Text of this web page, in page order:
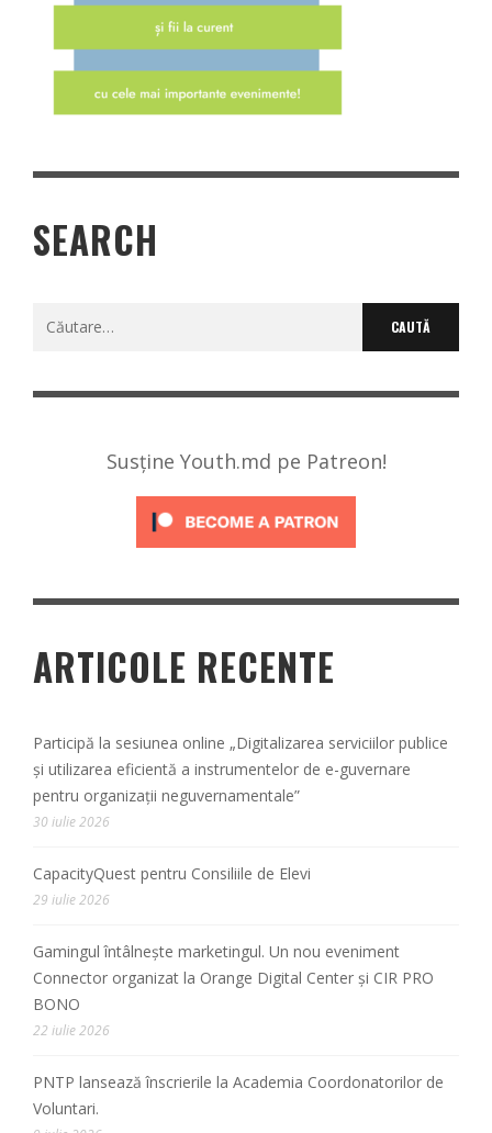
SEARCH
Caută
Susține Youth.md pe Patreon!
ARTICOLE RECENTE
Participă la sesiunea online „Digitalizarea serviciilor publice
și utilizarea eficientă a instrumentelor de e-guvernare
pentru organizații neguvernamentale”
30 iulie 2026
CapacityQuest pentru Consiliile de Elevi
29 iulie 2026
Gamingul întâlnește marketingul. Un nou eveniment
Connector organizat la Orange Digital Center și CIR PRO
BONO
22 iulie 2026
PNTP lansează înscrierile la Academia Coordonatorilor de
Voluntari.